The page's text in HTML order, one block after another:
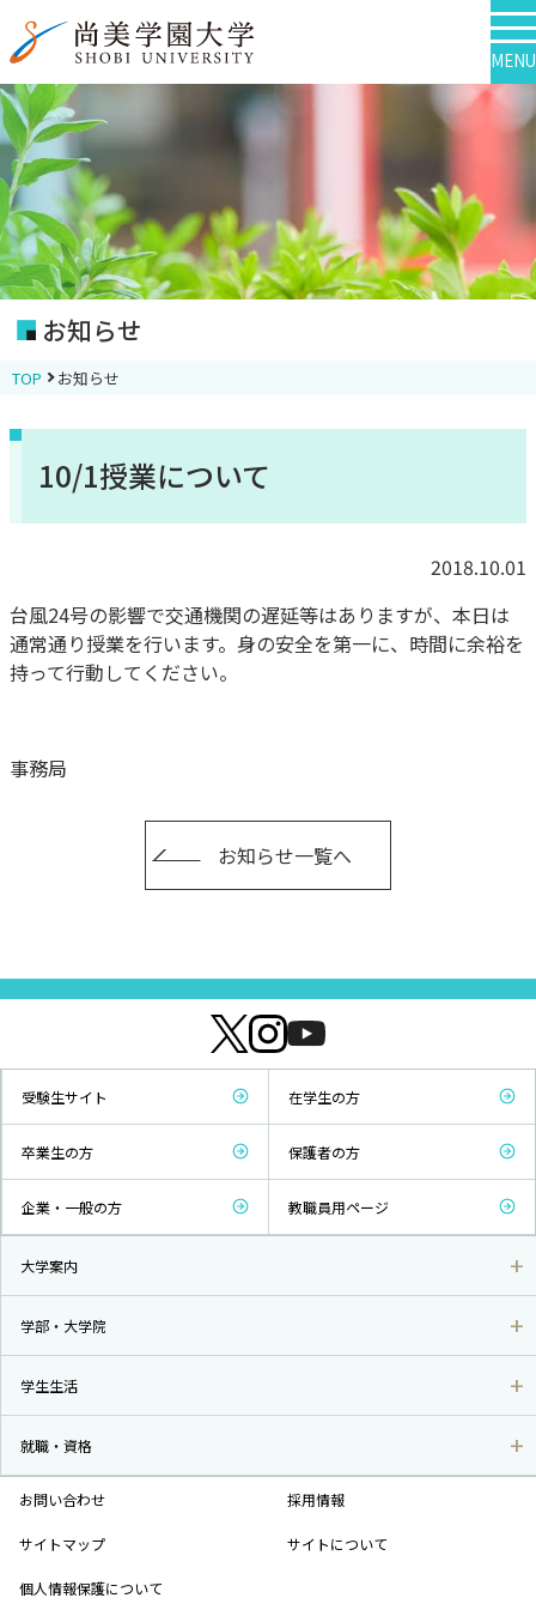
MENU
お知らせ
TOP お知らせ
10/1授業について
2018.10.01
台風24号の影響で交通機関の遅延等はありますが、本日は
通常通り授業を行います。身の安全を第一に、時間に余裕を
持って行動してください。
事務局
お知らせ一覧へ
受験生サイト 在学生の方
卒業生の方 保護者の方
企業・一般の方 教職員用ページ
大学案内
学部・大学院
学生生活
就職・資格
お問い合わせ 採用情報
サイトマップ サイトについて
個人情報保護について